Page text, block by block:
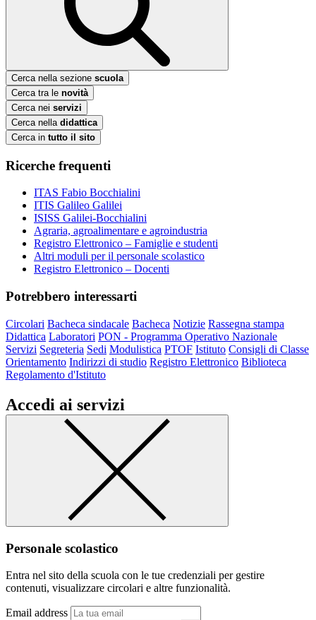
Cerca nella sezione scuola
Cerca tra le novità
Cerca nei servizi
Cerca nella didattica
Cerca in tutto il sito
Ricerche frequenti
ITAS Fabio Bocchialini
ITIS Galileo Galilei
ISISS Galilei-Bocchialini
Agraria, agroalimentare e agroindustria
Registro Elettronico – Famiglie e studenti
Altri moduli per il personale scolastico
Registro Elettronico – Docenti
Potrebbero interessarti
Circolari Bacheca sindacale Bacheca Notizie Rassegna stampa
Didattica Laboratori PON - Programma Operativo Nazionale
Servizi Segreteria Sedi Modulistica PTOF Istituto Consigli di Classe
Orientamento Indirizzi di studio Registro Elettronico Biblioteca
Regolamento d'Istituto
Accedi ai servizi
Personale scolastico
Entra nel sito della scuola con le tue credenziali per gestire
contenuti, visualizzare circolari e altre funzionalità.
Email address